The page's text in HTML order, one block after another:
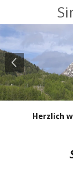
Herzlich